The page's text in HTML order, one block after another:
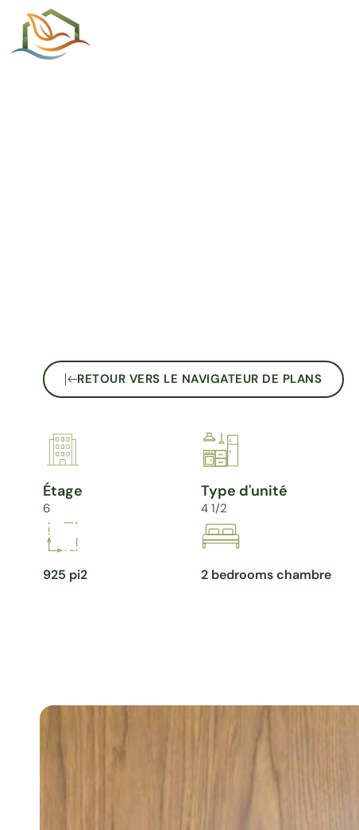
RETOUR VERS LE NAVIGATEUR DE PLANS
Étage
6
Type d'unité
4 1/2
925 pi2 2 bedrooms chambre